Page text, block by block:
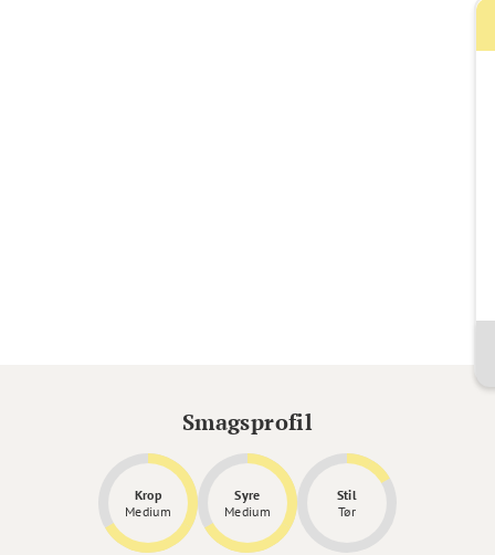
Smagsprofil
Krop
Medium
Syre
Medium
Stil
Tør